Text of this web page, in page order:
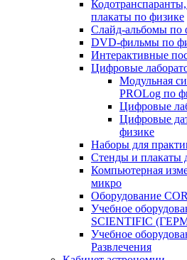
плакаты по физике
Слайд-альбомы по
DVD-фильмы по
Интерактивные
Цифровые
Модульная
PROLog по
Цифровые
Цифровые
физике
Наборы для
Стенды и плакаты
Компьютерная
микро
Оборудование
Учебное
SCIENTIFIC
Учебное
Развлечения